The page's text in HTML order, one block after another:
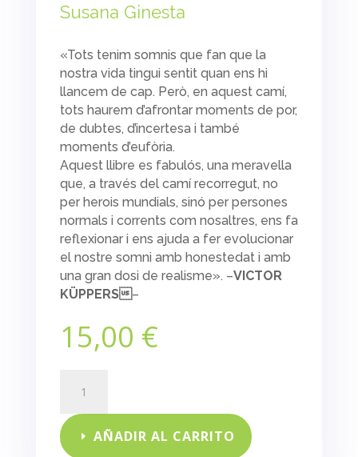
Susana Ginesta
«Tots tenim somnis que fan que la
nostra vida tingui sentit quan ens hi
llancem de cap. Però, en aquest camí,
tots haurem d’afrontar moments de por,
de dubtes, d’incertesa i també
moments d’eufòria.
Aquest llibre es fabulós, una meravella
que, a través del camí recorregut, no
per herois mundials, sinó per persones
normals i corrents com nosaltres, ens fa
reflexionar i ens ajuda a fer evolucionar
el nostre somni amb honestedat i amb
una gran dosi de realisme». –VICTOR
KÜPPERS –
15,00 €
somni
cantidadAÑADIR AL CARRITO